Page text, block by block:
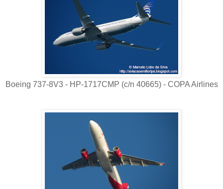
Boeing 737-8V3 - HP-1717CMP (c/n 40665) - COPA Airlines